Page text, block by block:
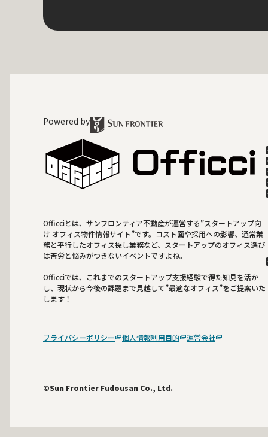
Powered by
Officciとは、サンフロンティア不動産が運営する”スタートアップ向
け オフィス物件情報サイト”です。コスト面や採用への影響、通常業
務と平行したオフィス探し業務など、スタートアップのオフィス選び
は苦労と悩みがつきないイベントですよね。
Officciでは、これまでのスタートアップ支援経験で得た知見を活か
し、現状から今後の課題まで見越して”最適なオフィス”をご提案いた
します！
プライバシーポリシー 個人情報利用目的 運営会社
©Sun Frontier Fudousan Co., Ltd.